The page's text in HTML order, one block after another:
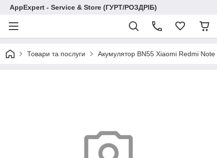
AppExpert - Service & Store (ГУРТ/РОЗДРІБ)
Товари та послуги Акумулятор BN55 Xiaomi Redmi